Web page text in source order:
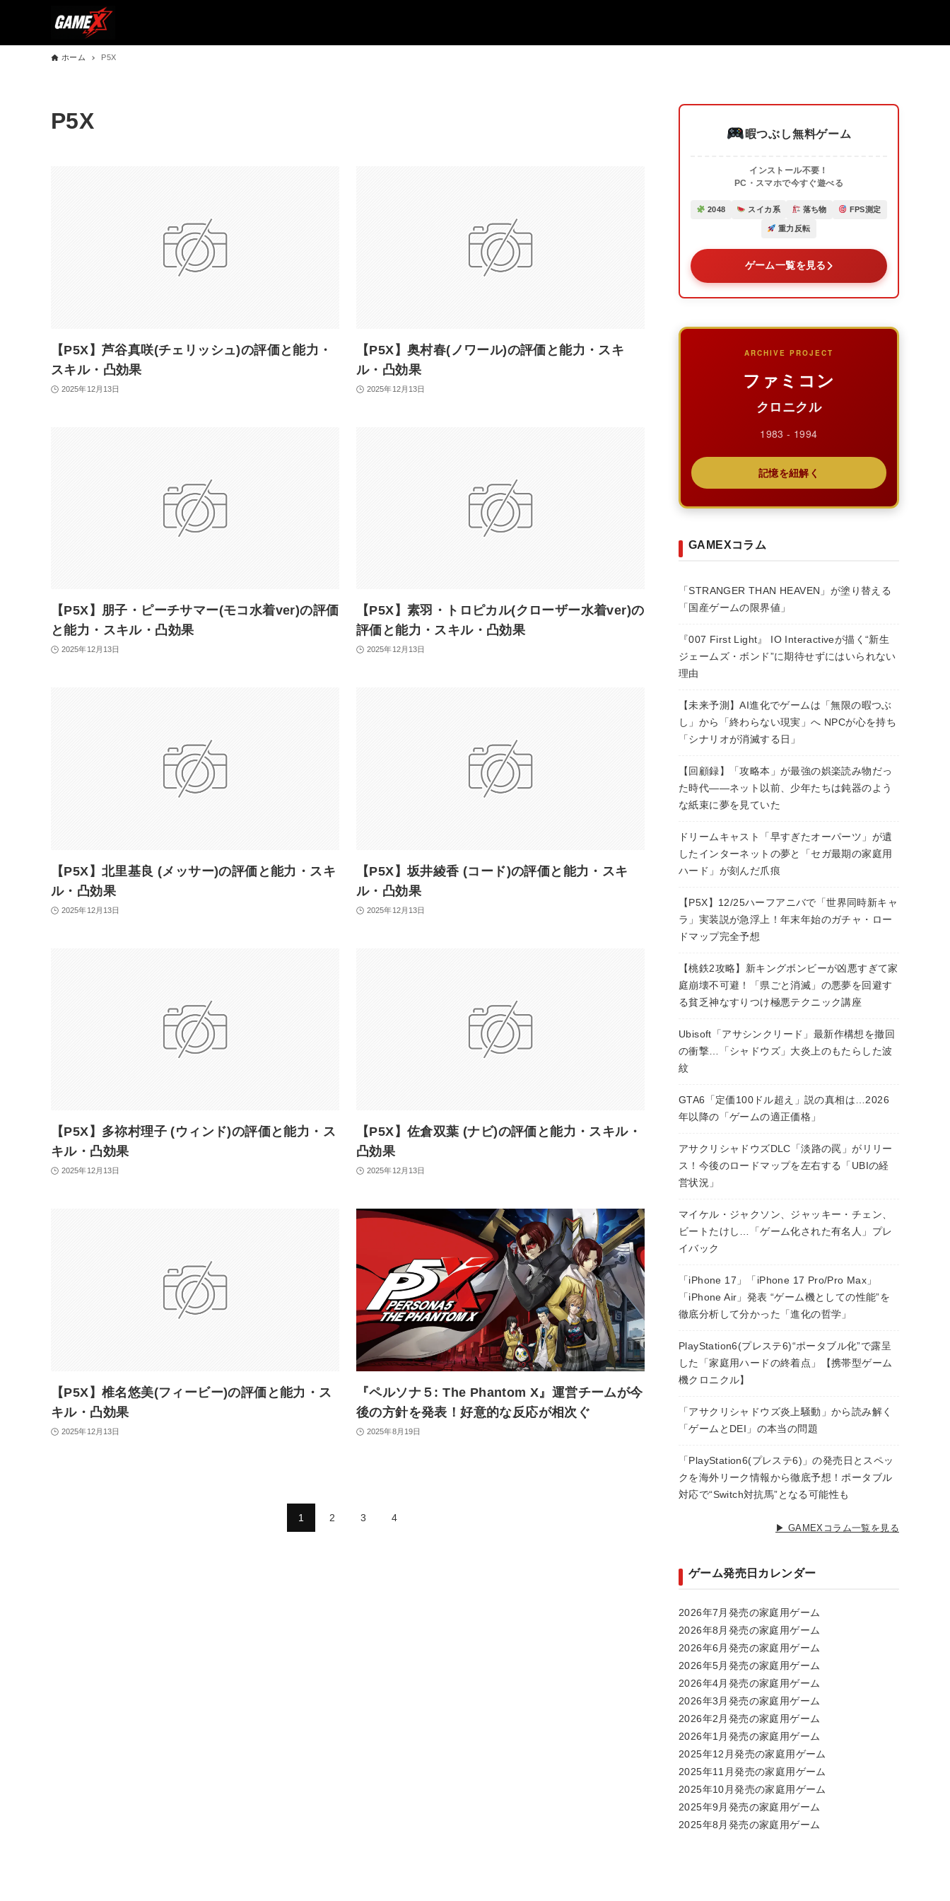
ホーム P5X
P5X
【P5X】芦谷真咲(チェリッシュ)の評価と能力・
スキル・凸効果
2025年12月13日
【P5X】奥村春(ノワール)の評価と能力・スキ
ル・凸効果
2025年12月13日
【P5X】朋子・ピーチサマー(モコ水着ver)の評価
と能力・スキル・凸効果
2025年12月13日
【P5X】素羽・トロピカル(クローザー水着ver)の
評価と能力・スキル・凸効果
2025年12月13日
【P5X】北里基良 (メッサー)の評価と能力・スキ
ル・凸効果
2025年12月13日
【P5X】坂井綾香 (コード)の評価と能力・スキ
ル・凸効果
2025年12月13日
【P5X】多祢村理子 (ウィンド)の評価と能力・ス
キル・凸効果
2025年12月13日
【P5X】佐倉双葉 (ナビ)の評価と能力・スキル・
凸効果
2025年12月13日
【P5X】椎名悠美(フィービー)の評価と能力・ス
キル・凸効果
2025年12月13日
『ペルソナ５: The Phantom X』運営チームが今
後の方針を発表！好意的な反応が相次ぐ
2025年8月19日
1 2 3 4
暇つぶし無料ゲーム
インストール不要！
PC・スマホで今すぐ遊べる
2048 スイカ系 落ち物 FPS測定
重力反転
ゲーム一覧を見る
ARCHIVE PROJECT
ファミコン
クロニクル
1983 - 1994
記憶を紐解く
GAMEXコラム
「STRANGER THAN HEAVEN」が塗り替える
「国産ゲームの限界値」
『007 First Light』 IO Interactiveが描く“新生
ジェームズ・ボンド”に期待せずにはいられない
理由
【未来予測】AI進化でゲームは「無限の暇つぶ
し」から「終わらない現実」へ NPCが心を持ち
「シナリオが消滅する日」
【回顧録】「攻略本」が最強の娯楽読み物だっ
た時代――ネット以前、少年たちは鈍器のよう
な紙束に夢を見ていた
ドリームキャスト「早すぎたオーパーツ」が遺
したインターネットの夢と「セガ最期の家庭用
ハード」が刻んだ爪痕
【P5X】12/25ハーフアニバで「世界同時新キャ
ラ」実装説が急浮上！年末年始のガチャ・ロー
ドマップ完全予想
【桃鉄2攻略】新キングボンビーが凶悪すぎて家
庭崩壊不可避！「県ごと消滅」の悪夢を回避す
る貧乏神なすりつけ極悪テクニック講座
Ubisoft「アサシンクリード」最新作構想を撤回
の衝撃…「シャドウズ」大炎上のもたらした波
紋
GTA6「定価100ドル超え」説の真相は…2026
年以降の「ゲームの適正価格」
アサクリシャドウズDLC「淡路の罠」がリリー
ス！今後のロードマップを左右する「UBIの経
営状況」
マイケル・ジャクソン、ジャッキー・チェン、
ビートたけし…「ゲーム化された有名人」プレ
イバック
「iPhone 17」「iPhone 17 Pro/Pro Max」
「iPhone Air」発表 “ゲーム機としての性能”を
徹底分析して分かった「進化の哲学」
PlayStation6(プレステ6)“ポータブル化”で露呈
した「家庭用ハードの終着点」【携帯型ゲーム
機クロニクル】
「アサクリシャドウズ炎上騒動」から読み解く
「ゲームとDEI」の本当の問題
「PlayStation6(プレステ6)」の発売日とスペッ
クを海外リーク情報から徹底予想！ポータブル
対応で“Switch対抗馬”となる可能性も
▶ GAMEXコラム一覧を見る
ゲーム発売日カレンダー
2026年7月発売の家庭用ゲーム
2026年8月発売の家庭用ゲーム
2026年6月発売の家庭用ゲーム
2026年5月発売の家庭用ゲーム
2026年4月発売の家庭用ゲーム
2026年3月発売の家庭用ゲーム
2026年2月発売の家庭用ゲーム
2026年1月発売の家庭用ゲーム
2025年12月発売の家庭用ゲーム
2025年11月発売の家庭用ゲーム
2025年10月発売の家庭用ゲーム
2025年9月発売の家庭用ゲーム
2025年8月発売の家庭用ゲーム